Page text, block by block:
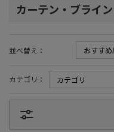
カーテン・ブライ
並べ替え：
カテゴリ：